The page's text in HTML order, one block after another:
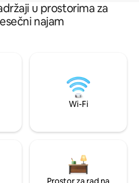
u prostorima za
najam
Wi-Fi